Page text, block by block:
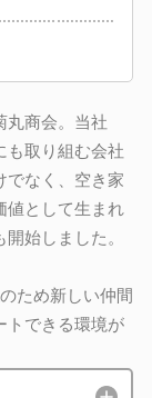
丸商会。当社
も取り組む会社
でなく、空き家
値として生まれ
始しました。
ため新しい仲間
トできる環境が